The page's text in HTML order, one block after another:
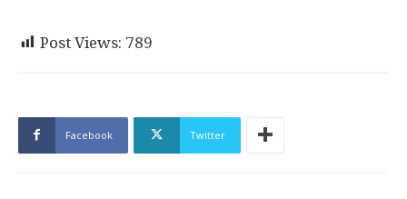
Post Views: 789
Facebook Twitter